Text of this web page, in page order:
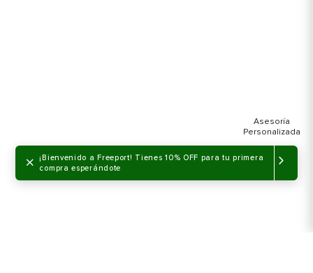
×
¡Bienvenido a Freeport! Tienes 10% OFF para tu primera
compra esperándote